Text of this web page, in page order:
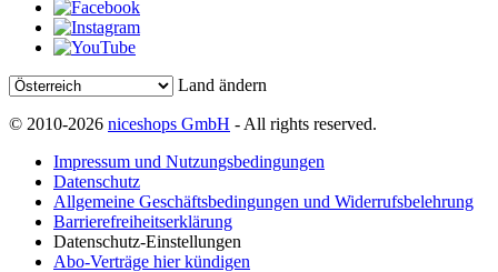
Land ändern
© 2010-2026 niceshops GmbH - All rights reserved.
Impressum und Nutzungsbedingungen
Datenschutz
Allgemeine Geschäftsbedingungen und Widerrufsbelehrung
Barrierefreiheitserklärung
Datenschutz-Einstellungen
Abo-Verträge hier kündigen